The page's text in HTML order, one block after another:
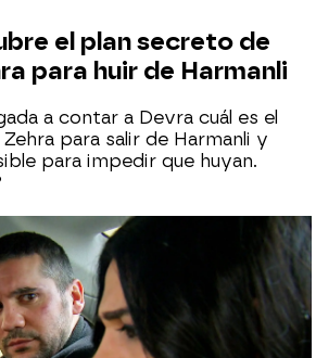
el plan secreto de
para huir de Harmanli
a contar a Devra cuál es el
para salir de Harmanli y
para impedir que huyan.